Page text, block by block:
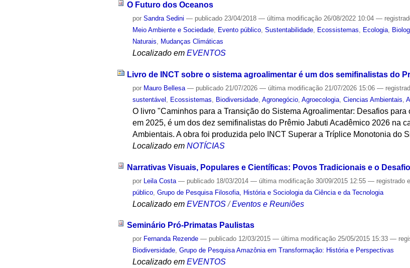
O Futuro dos Oceanos
porSandra Sedini — publicado 23/04/2018— última modificação 26/08/2022 10:04—
Meio Ambiente e Sociedade, Evento público,Sustentabilidade, Ecossistemas, Ecologia,
Naturais, Mudanças Climáticas
Localizado em EVENTOS
Livro de INCT sobre o sistema agroalimentar é um dos semifinalistas do
por Mauro Bellesa — publicado 21/07/2026— última modificação 21/07/2026 15:06—
sustentável
Ecossistemas Biodiversidade ,Agronegócio ,Agroecologia ,Ciencias Ambientais ,
O livro "Caminhos para a Transição do Sistema Agroalimentar: Desafios
em 2025, é um dos dez semifinalistas do Prêmio Jabuti Acadêmico 2026 na
Ambientais. A obra foi produzida pelo INCT Superar a Tríplice Monotonia do
Localizado em NOTÍCIAS
Narrativas Visuais, Populares e Científicas: Povos Tradicionais e o
por Leila Costa — publicado 18/03/2014— última modificação 30/09/2015 12:55— registrado
público ,Grupo de Pesquisa Filosofia, História e Sociologia da Ciência e da Tecnologia
Localizado em EVENTOS /Eventos e Reuniões
Seminário Pró-Primatas Paulistas
por Fernanda Rezende — publicado 12/03/2015— última modificação 25/05/2015 15:33—
Biodiversidade,Grupo de Pesquisa Amazônia em Transformação: História e Perspectivas
Localizado em EVENTOS